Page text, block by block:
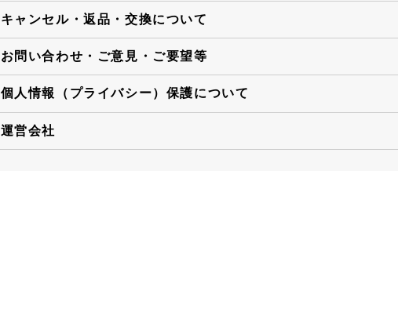
キャンセル・返品・交換について
お問い合わせ・ご意見・ご要望等
個人情報（プライバシー）保護について
運営会社